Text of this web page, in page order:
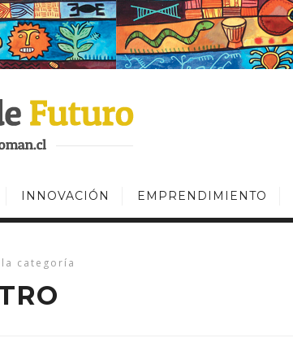
INNOVACIÓN EMPRENDIMIENTO
categoría